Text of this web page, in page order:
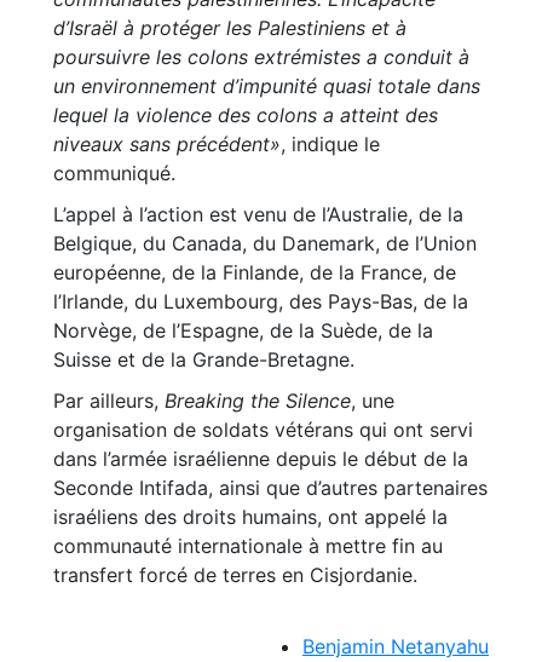
d’Israël à protéger les Palestiniens et à
poursuivre les colons extrémistes a conduit à
un environnement d’impunité quasi totale dans
lequel la violence des colons a atteint des
niveaux sans précédent», indique le
communiqué.
L’appel à l’action est venu de l’Australie, de la
Belgique, du Canada, du Danemark, de l’Union
européenne, de la Finlande, de la France, de
l’Irlande, du Luxembourg, des Pays-Bas, de la
Norvège, de l’Espagne, de la Suède, de la
Suisse et de la Grande-Bretagne.
Par ailleurs, Breaking the Silence, une
organisation de soldats vétérans qui ont servi
dans l’armée israélienne depuis le début de la
Seconde Intifada, ainsi que d’autres partenaires
israéliens des droits humains, ont appelé la
communauté internationale à mettre fin au
transfert forcé de terres en Cisjordanie.
Benjamin Netanyahu